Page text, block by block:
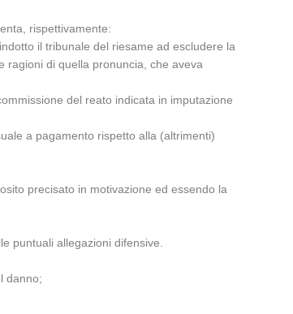
rispettivamente:
il tribunale del riesame ad escludere la
ragioni di quella pronuncia, che aveva
del reato indicata in imputazione
a pagamento rispetto alla (altrimenti)
precisato in motivazione ed essendo la
puntuali allegazioni difensive.
danno;